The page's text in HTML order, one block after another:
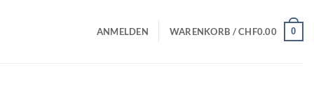
ANMELDEN WARENKORB /CHF0.00 0